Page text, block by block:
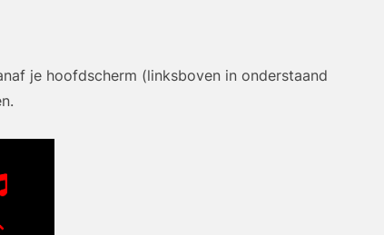
je hoofdscherm (linksboven in onderstaand